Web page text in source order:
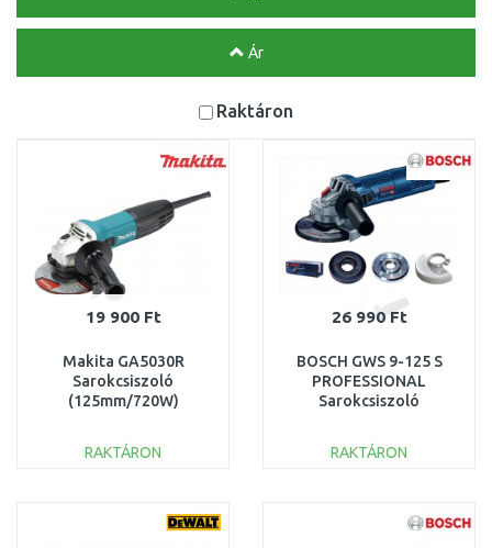
Ár
Raktáron
19 900 Ft
Makita GA5030R
Sarokcsiszoló
(125mm/720W)
RAKTÁRON
Összehasonlítás
26 990 Ft
BOSCH GWS 9-125 S
PROFESSIONAL
Sarokcsiszoló
RAKTÁRON
Összehasonlítás